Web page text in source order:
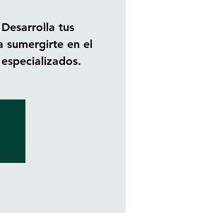
tus
sumergirte en el